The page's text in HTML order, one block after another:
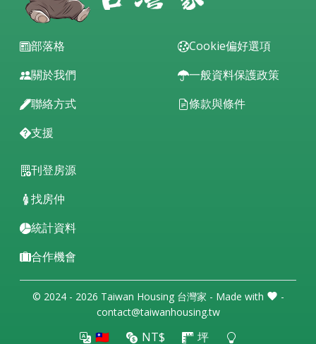
部落格
關於我們
聯絡方式
支援
Cookie偏好選項
一般資料保護政策
條款與條件
刊登房源
找房仲
統計資料
合作機會
© 2024 - 2026 Taiwan Housing 台灣家 - Made with
-
contact@taiwanhousing.tw
🇹🇼 NT$ 坪